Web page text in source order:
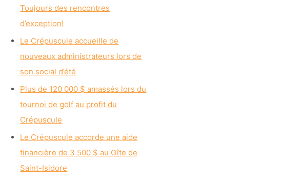
Toujours des rencontres
d’exception!
Le Crépuscule accueille de
nouveaux administrateurs lors de
son social d’été
Plus de 120 000 $ amassés lors du
tournoi de golf au profit du
Crépuscule
Le Crépuscule accorde une aide
financière de 3 500 $ au Gîte de
Saint-Isidore